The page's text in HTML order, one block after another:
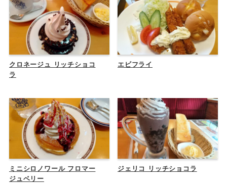
クロネージュ リッチショコ
ラ
エビフライ
ミニシロノワール フロマー
ジュベリー
ジェリコ リッチショコラ